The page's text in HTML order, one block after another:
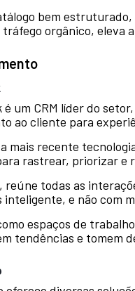
bem
orgânico, eleva
é um CRM líder do
ao cliente para
mais recente
rastrear, priorizar e
reúne todas as
inteligente, e não com
espaços de
tendências e tomem